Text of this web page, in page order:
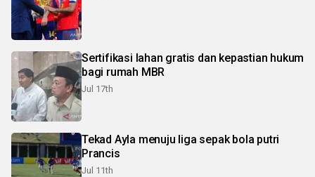
Sertifikasi lahan gratis dan kepastian hukum
bagi rumah MBR
Jul 17th
Tekad Ayla menuju liga sepak bola putri
Prancis
Jul 11th